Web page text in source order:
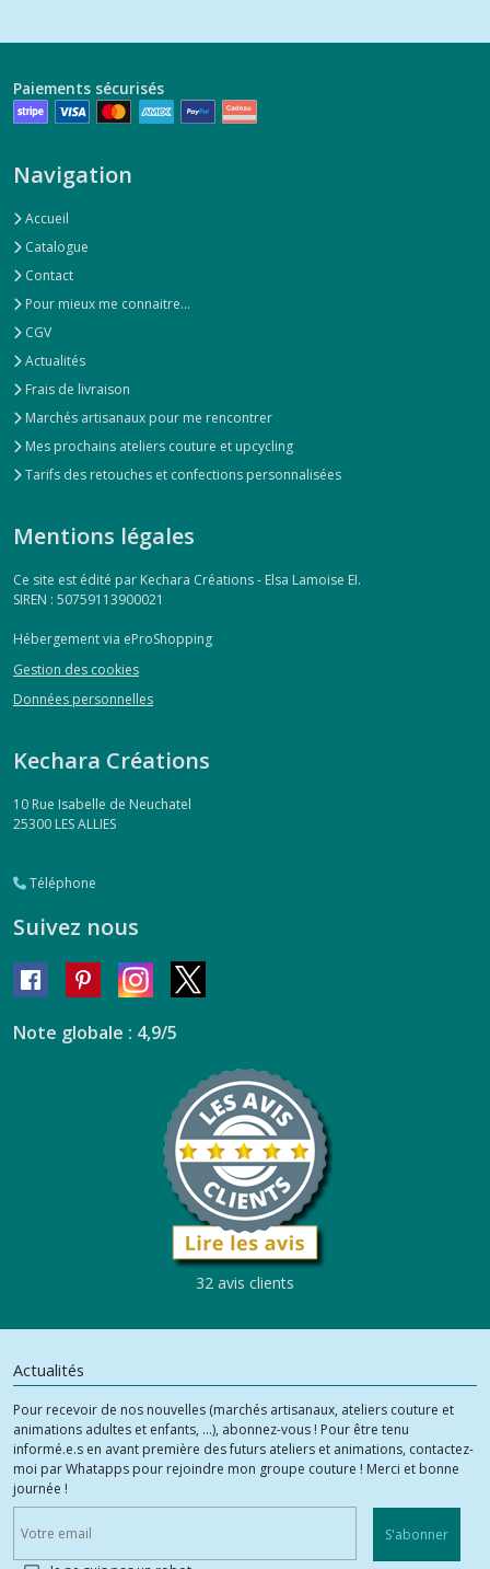
Paiements sécurisés
Navigation
Accueil
Catalogue
Contact
Pour mieux me connaitre...
CGV
Actualités
Frais de livraison
Marchés artisanaux pour me rencontrer
Mes prochains ateliers couture et upcycling
Tarifs des retouches et confections personnalisées
Mentions légales
Ce site est édité par Kechara Créations - Elsa Lamoise EI.
SIREN : 50759113900021
Hébergement via eProShopping
Gestion des cookies
Données personnelles
Kechara Créations
10 Rue Isabelle de Neuchatel
25300 LES ALLIES
Téléphone
Suivez nous
Note globale : 4,9/5
32 avis clients
Actualités
Pour recevoir de nos nouvelles (marchés artisanaux, ateliers couture et
animations adultes et enfants, ...), abonnez-vous ! Pour être tenu
informé.e.s en avant première des futurs ateliers et animations, contactez-
moi par Whatapps pour rejoindre mon groupe couture ! Merci et bonne
journée !
S'abonner